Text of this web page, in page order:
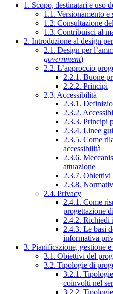
1. Scopo, destinatari e uso
1.1. Versionamento e
1.2. Consultazione
1.3. Contribuisci al
2. Introduzione al design
2.1. Design per
government)
2.2. L’approccio
2.2.1. Buone
2.2.2. Principi
2.3. Accessibilità
2.3.1.
2.3.2.
2.3.3. Principi
2.3.4. Linee
2.3.5. Come
accessibilità
2.3.6.
attuazione
2.3.7. Obiettivi
2.3.8.
2.4. Privacy
2.4.1. Come
progettazione
2.4.2. Richiedi
2.4.3. Le basi
informativa
3. Pianificazione, gestione e
3.1. Obiettivi del
3.2. Tipologie di
3.2.1.
coinvolti nel
3.2.2.